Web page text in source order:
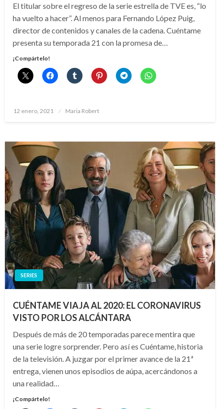
El titular sobre el regreso de la serie estrella de TVE es, “lo
ha vuelto a hacer”. Al menos para Fernando López Puig,
director de contenidos y canales de la cadena. Cuéntame
presenta su temporada 21 con la promesa de…
¡Compártelo!
Publicado
12 enero, 2021 Maria Robert
SERIES
CUÉNTAME VIAJA AL 2020: EL CORONAVIRUS
VISTO POR LOS ALCÁNTARA
Después de más de 20 temporadas parece mentira que
una serie logre sorprender. Pero así es Cuéntame, historia
de la televisión. A juzgar por el primer avance de la 21ª
entrega, vienen unos episodios de aúpa, acercándonos a
una realidad…
¡Compártelo!